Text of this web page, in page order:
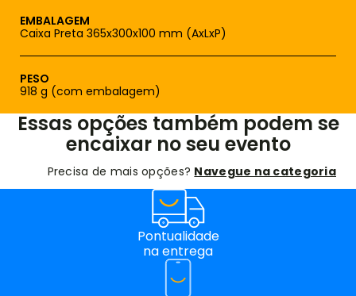
EMBALAGEM
Caixa Preta 365x300x100 mm (AxLxP)
PESO
918 g (com embalagem)
Essas opções também podem se
encaixar no seu evento
Precisa de mais opções? Navegue na categoria
Pontualidade
na entrega